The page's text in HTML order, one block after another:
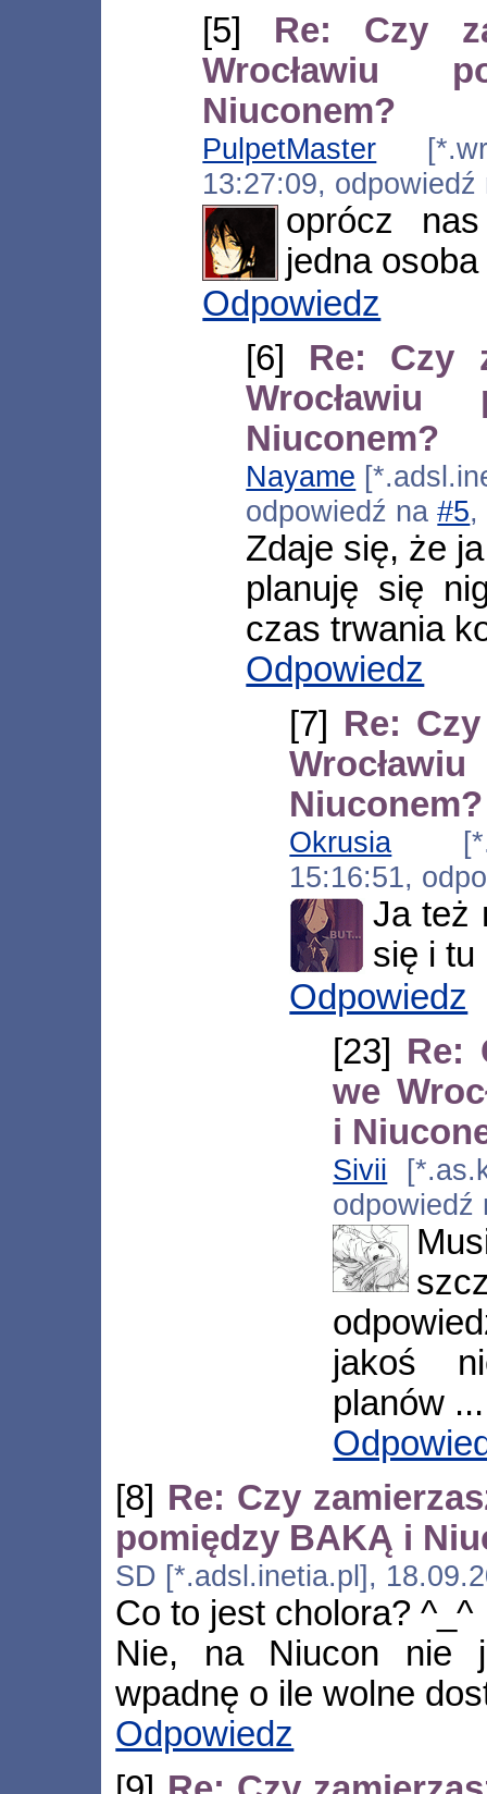
[5] Re: Czy
Wrocławiu
Niuconem?
PulpetMaster
13:27:09,
oprócz
jedna
Odpowiedz
[6] Re: Czy
Niuconem?
Nayame
odpowiedź na#5,
Zdaje się, że
planuję się
czas trwania
Odpowiedz
[7] Re:
Niuconem?
Okrusia
15:16:51,
Ja też
się i tu
Odpowiedz
[23] Re:
we
i
Sivii
jakoś
planów ...
[8] Re: Czy
pomiędzy BAKĄ i
SD [*.adsl.inetia.pl],
Co to jest cholora? ^_^
Nie, na Niucon nie
wpadnę o ile wolne
Odpowiedz